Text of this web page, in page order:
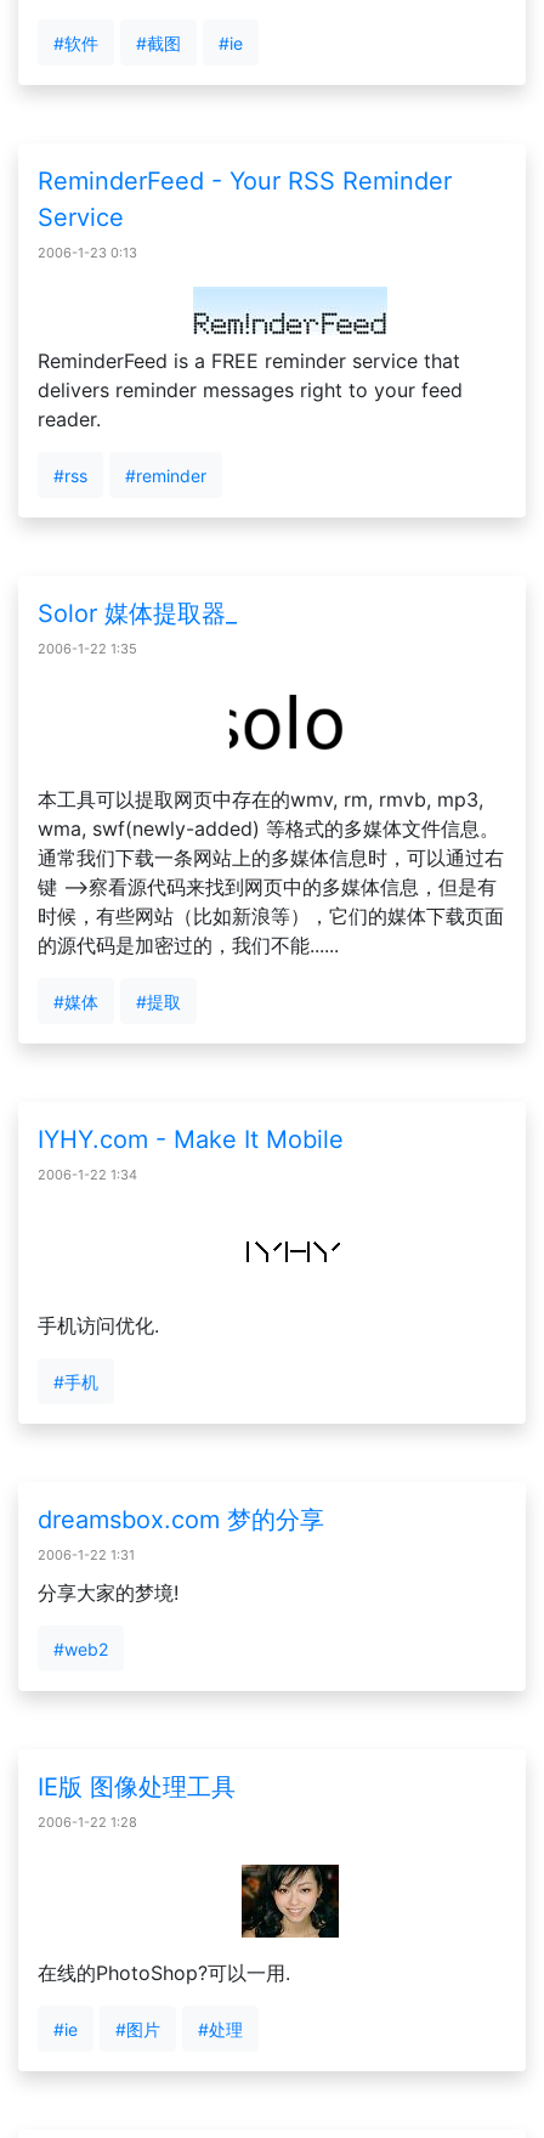
#软件 #截图 #ie
ReminderFeed - Your RSS Reminder
Service
2006-1-23 0:13
ReminderFeed is a FREE reminder service that
delivers reminder messages right to your feed
reader.
#rss #reminder
Solor 媒体提取器_
2006-1-22 1:35
本工具可以提取网页中存在的wmv, rm, rmvb, mp3,
wma, swf(newly-added) 等格式的多媒体文件信息。
通常我们下载一条网站上的多媒体信息时，可以通过右
键 -->察看源代码来找到网页中的多媒体信息，但是有
时候，有些网站（比如新浪等），它们的媒体下载页面
的源代码是加密过的，我们不能......
#媒体 #提取
IYHY.com - Make It Mobile
2006-1-22 1:34
手机访问优化.
#手机
dreamsbox.com 梦的分享
2006-1-22 1:31
分享大家的梦境!
#web2
IE版 图像处理工具
2006-1-22 1:28
在线的PhotoShop?可以一用.
#ie #图片 #处理